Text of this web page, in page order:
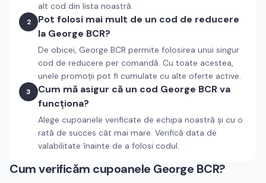
alt cod din lista noastră.
2
Pot folosi mai mult de un cod de reducere
la George BCR?
De obicei, George BCR permite folosirea unui singur
cod de reducere per comandă. Cu toate acestea,
unele promoții pot fi cumulate cu alte oferte active.
3
Cum mă asigur că un cod George BCR va
funcționa?
Alege cupoanele verificate de echipa noastră și cu o
rată de succes cât mai mare. Verifică data de
valabilitate înainte de a folosi codul.
Cum verificăm cupoanele George BCR?